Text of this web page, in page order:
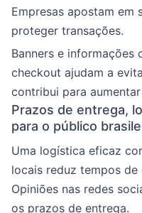
Empresas apostam em
proteger transações.
Banners e informações
checkout ajudam a
contribui para
Prazos de entrega,
para o público
Uma logística eficaz
locais reduz tempos
Opiniões nas redes
os prazos de entrega.